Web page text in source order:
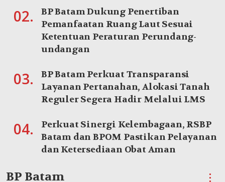
02.
BP Batam Dukung Penertiban
Pemanfaatan Ruang Laut Sesuai
Ketentuan Peraturan Perundang-
undangan
03.
BP Batam Perkuat Transparansi
Layanan Pertanahan, Alokasi Tanah
Reguler Segera Hadir Melalui LMS
04.
Perkuat Sinergi Kelembagaan, RSBP
Batam dan BPOM Pastikan Pelayanan
dan Ketersediaan Obat Aman
BP Batam ⋮